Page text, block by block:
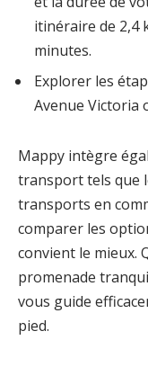
itinéraire de 2,4
minutes.
Explorer les
Avenue Victoria
Mappy intègre
transport tels que
transports en
comparer les
convient le mieux.
promenade
vous guide
pied.